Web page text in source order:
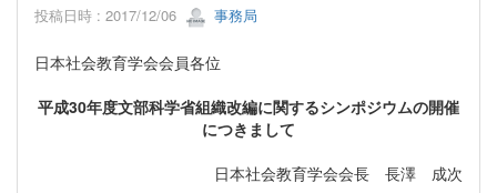
投稿日時 : 2017/12/06 事務局
日本社会教育学会会員各位
平成30年度文部科学省組織改編に関するシンポジウムの開催
につきまして
日本社会教育学会会長 長澤 成次